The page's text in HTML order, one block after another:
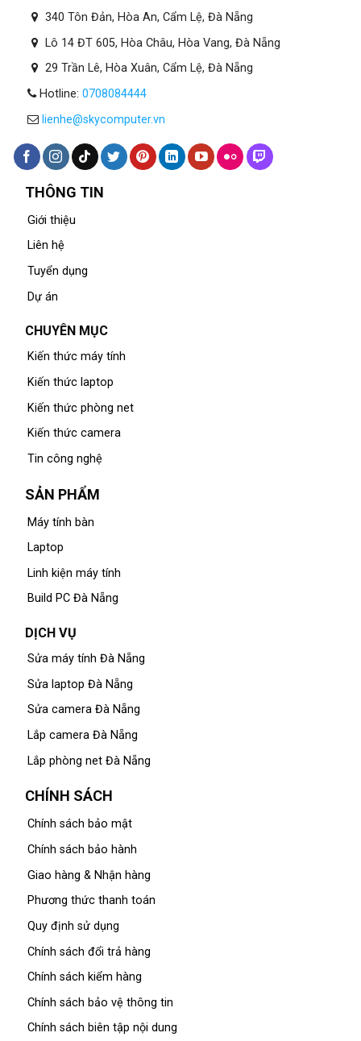
340 Tôn Đản, Hòa An, Cẩm Lệ, Đà Nẵng
Lô 14 ĐT 605, Hòa Châu, Hòa Vang, Đà Nẵng
29 Trần Lê, Hòa Xuân, Cẩm Lệ, Đà Nẵng
Hotline: 0708084444
lienhe@skycomputer.vn
THÔNG TIN
Giới thiệu
Liên hệ
Tuyển dụng
Dự án
CHUYÊN MỤC
Kiến thức máy tính
Kiến thức laptop
Kiến thức phòng net
Kiến thức camera
Tin công nghệ
SẢN PHẨM
Máy tính bàn
Laptop
Linh kiện máy tính
Build PC Đà Nẵng
DỊCH VỤ
Sửa máy tính Đà Nẵng
Sửa laptop Đà Nẵng
Sửa camera Đà Nẵng
Lắp camera Đà Nẵng
Lắp phòng net Đà Nẵng
CHÍNH SÁCH
Chính sách bảo mật
Chính sách bảo hành
Giao hàng & Nhận hàng
Phương thức thanh toán
Quy định sử dụng
Chính sách đổi trả hàng
Chính sách kiểm hàng
Chính sách bảo vệ thông tin
Chính sách biên tập nội dung